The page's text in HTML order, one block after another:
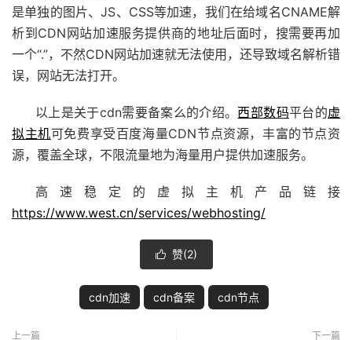
是单独的图片、JS、CSS等加速，我们在给域名CNAME解
析到CDN网站加速服务提供商的地址后面时，搜需要再加
一个“.”，不然CDN网站加速就无法使用，还导致域名解析错
误，网站无法打开。
以上是关于cdn需要备案么的介绍。 西部数码平台的虚
拟主机可免费享受百度海量CDN节点资源，丰富的节点资
源，覆盖全球，不限流量地为海量用户提供加速服务。
高速稳定的虚拟主机产品链接
https://www.west.cn/services/webhosting/
 赞(2)
cdn加速 cdn备案 cdn节点
上一篇 下一篇